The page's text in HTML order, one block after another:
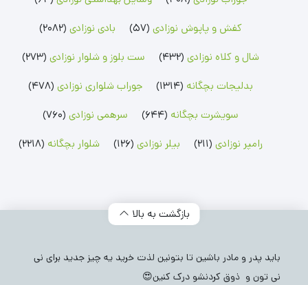
کفش و پاپوش نوزادی (57) بادی نوزادی (2082)
شال و کلاه نوزادی (432) ست بلوز و شلوار نوزادی (273)
بدلیجات بچگانه (1314) جوراب شلواری نوزادی (478)
سویشرت بچگانه (644) سرهمی نوزادی (760)
رامپر نوزادی (211) بیلر نوزادی (126) شلوار بچگانه (2218)
بازگشت به بالا
باید پدر و مادر باشین تا بتونین لذت خرید یه چیز جدید برای نی
نی تون و ذوق کردنشو درک کنین😍